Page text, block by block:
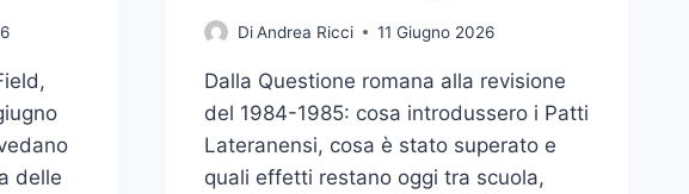
delle
Di Andrea Ricci 11 Giugno 2026
Dalla Questione romana alla revisione
del 1984-1985: cosa introdussero i Patti
Lateranensi, cosa è stato superato e
quali effetti restano oggi tra scuola,